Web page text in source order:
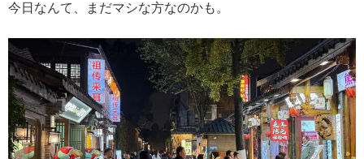
今日なんて、まだマシな方なのかも。